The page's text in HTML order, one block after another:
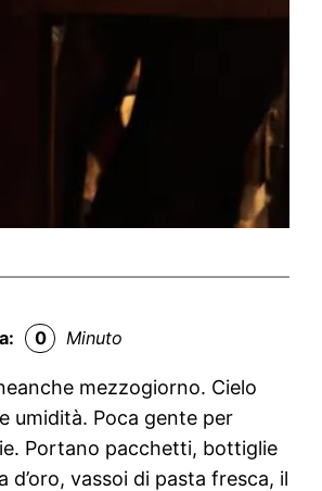
0 Minuto
mezzogiorno. Cielo
umidità. Poca gente per
Portano pacchetti, bottiglie
d’oro, vassoi di pasta fresca, il